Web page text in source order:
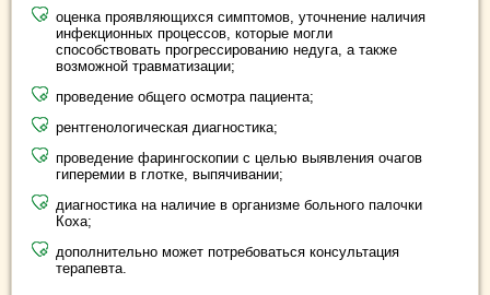
оценка проявляющихся симптомов, уточнение наличия
инфекционных процессов, которые могли
способствовать прогрессированию недуга, а также
возможной травматизации;
проведение общего осмотра пациента;
рентгенологическая диагностика;
проведение фарингоскопии с целью выявления очагов
гиперемии в глотке, выпячивании;
диагностика на наличие в организме больного палочки
Коха;
дополнительно может потребоваться консультация
терапевта.